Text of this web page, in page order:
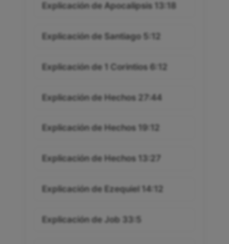
Explicación de Apocalipsis 13:18
Explicación de Santiago 5:12
Explicación de 1 Corintios 6:12
Explicación de Hechos 27:44
Explicación de Hechos 19:12
Explicación de Hechos 13:27
Explicación de Ezequiel 14:12
Explicación de Job 33:5